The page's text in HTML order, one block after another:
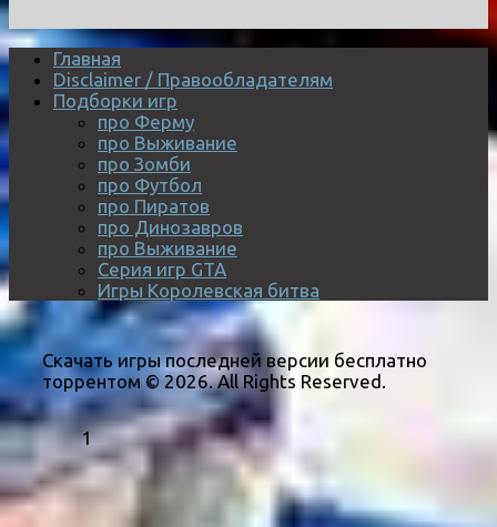
Главная
Disclaimer / Правообладателям
Подборки игр
про Ферму
про Выживание
про Зомби
про Футбол
про Пиратов
про Динозавров
про Выживание
Серия игр GTA
Игры Королевская битва
Скачать игры последней версии бесплатно
торрентом © 2026. All Rights Reserved.
1